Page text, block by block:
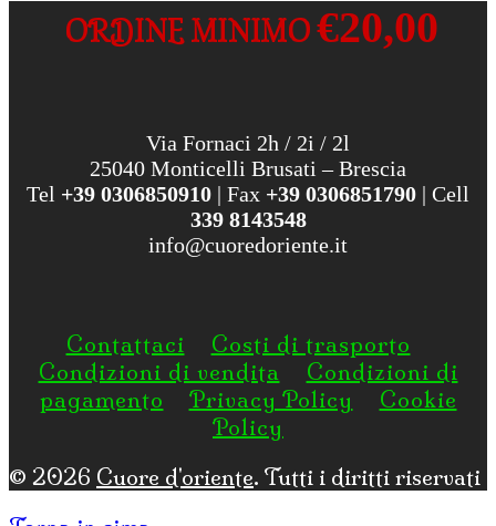
ORDINE MINIMO€20,00
Via Fornaci 2h / 2i / 2l
25040 Monticelli Brusati – Brescia
Tel +39 0306850910 | Fax +39 0306851790 | Cell
339 8143548
info@cuoredoriente.it
Contattaci
Costi di trasporto
Condizioni di vendita
Condizioni di
pagamento
Privacy Policy
Cookie
Policy
© 2026 Cuore d'oriente. Tutti i diritti riservati